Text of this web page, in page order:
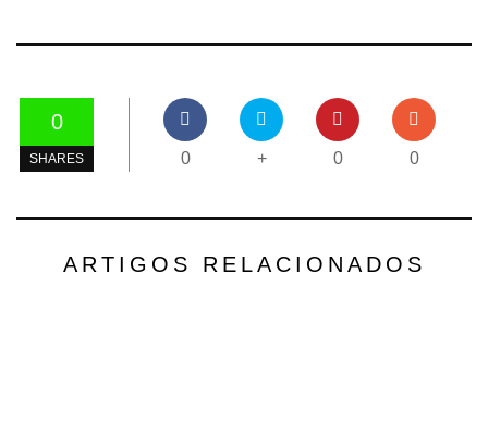
0
SHARES 0 + 0 0
ARTIGOS RELACIONADOS